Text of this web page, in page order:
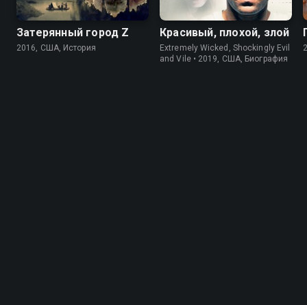
Затерянный город Z
2016, США, История
Красивый, плохой, злой
Extremely Wicked, Shockingly Evil
and Vile • 2019, США, Биография